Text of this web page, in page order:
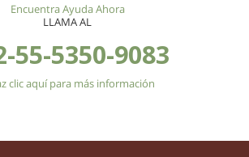
Encuentra Ayuda Ahora
LLAMA AL
55-5350-9083
clic aquí para más información